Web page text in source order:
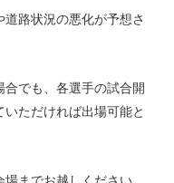
路状況の悪化が予想さ
でも、各選手の試合開
ただければ出場可能と
までお越しください。